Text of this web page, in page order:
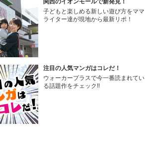
関西のイオンモールで新発見！
子どもと楽しめる新しい遊び方をママ
ライター達が現地から最新リポ！
注目の人気マンガはコレだ！
ウォーカープラスで今一番読まれてい
る話題作をチェック!!